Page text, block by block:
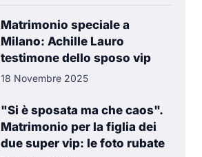
Matrimonio speciale a
Milano: Achille Lauro
testimone dello sposo vip
18 Novembre 2025
"Si è sposata ma che caos".
Matrimonio per la figlia dei
due super vip: le foto rubate